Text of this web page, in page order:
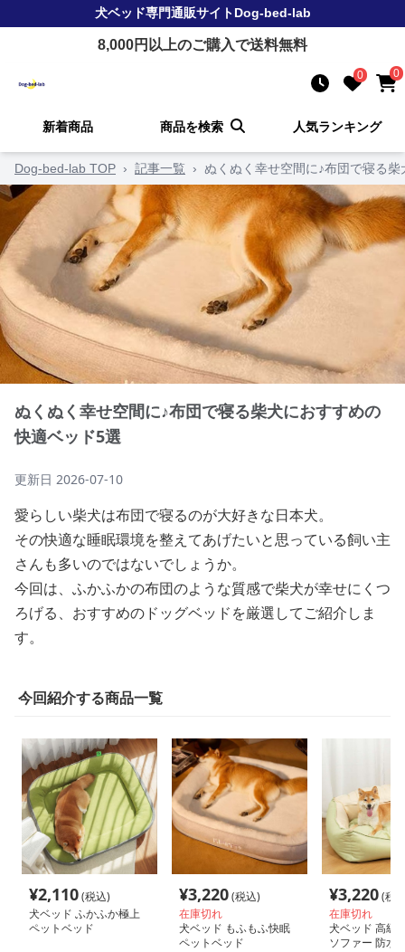
犬ベッド専門通販サイトDog-bed-lab
8,000円以上のご購入で送料無料
0 0
新着商品 商品を検索 人気ランキング
Dog-bed-lab TOP › 記事一覧 › ぬくぬく幸せ空間に♪布団で寝る
ぬくぬく幸せ空間に♪布団で寝る柴犬におすすめの
快適ベッド5選
更新日 2026-07-10
愛らしい柴犬は布団で寝るのが大好きな日本犬。
その快適な睡眠環境を整えてあげたいと思っている飼い主
さんも多いのではないでしょうか。
今回は、ふかふかの布団のような質感で柴犬が幸せにくつ
ろげる、おすすめのドッグベッドを厳選してご紹介しま
す。
今回紹介する商品一覧
¥2,110(税込)
犬ベッド ふかふか極上
ペットベッド
¥3,220(税込)
在庫切れ
犬ベッド もふもふ快眠
ペットベッド
¥3,220(税
在庫切れ
犬ベッド 高級
ソファー 防水